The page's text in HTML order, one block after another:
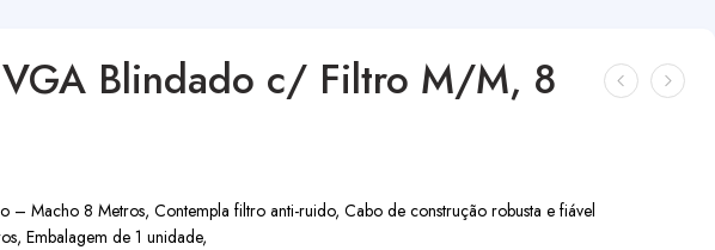
Blindado c/ Filtro M/M, 8
Macho 8 Metros, Contempla filtro anti-ruido, Cabo de construção robusta e fiável
Embalagem de 1 unidade,